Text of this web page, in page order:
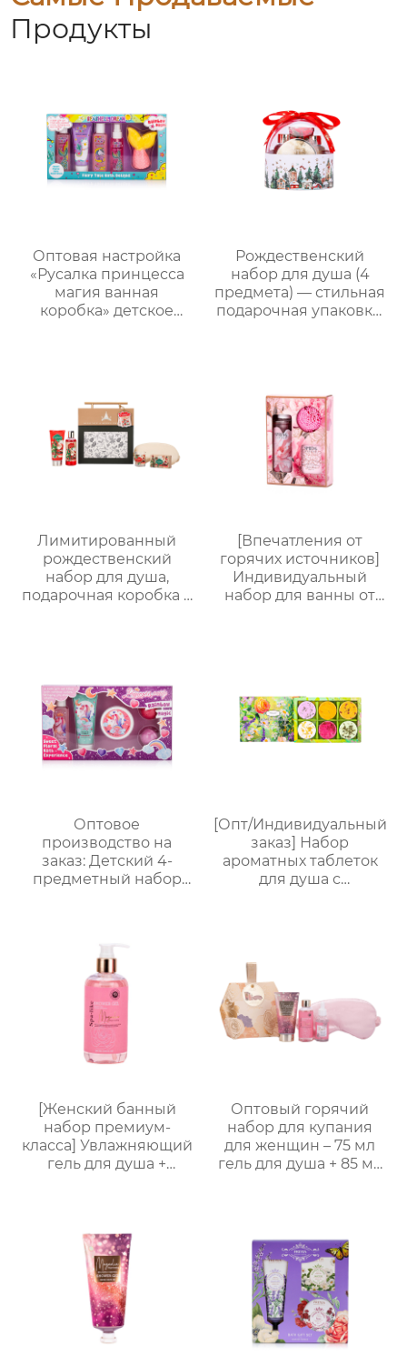
Продукты
Оптовая настройка
«Русалка принцесса
магия ванная
коробка» детское
“Рыбий хвост” + пена
для ванны｜ODM под
заказ, прямые
поставки с фабрики
Рождественский
набор для душа (4
предмета) — стильная
подарочная упаковка,
Лимитированный
рождественский
набор для душа,
подарочная коробка с
предметов
[Впечатления от
горячих источников]
Индивидуальный
набор для ванны от
подарочная коробка,
персонализируемая
Оптовое
производство на
заказ: Детский 4-
предметный набор
скраб + 50 мл лосьон +
бомбочка для ванны｜
Решение проблемы
“не хочу купаться”
[Опт/Индивидуальный
заказ] Набор
ароматных таблеток
для душа с
(лаванда/роза/кокос-
мята и др.) |
Подарочные наборы
для отелей и SPA
[Женский банный
набор премиум-
класса] Увлажняющий
гель для душа +
подарочная коробка,
праздничный
подарок, возможность
нанесения логотипа
Оптовый горячий
набор для купания
для женщин – 75 мл
гель для душа + 85 мл
подарочная упаковка
в многоугольной
коробке для
переноски, возможна
нанесение логотипа,
прямые поставки с
завода